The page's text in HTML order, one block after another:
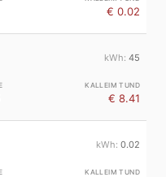
€ 0.02
45
€ 8.41
0.02